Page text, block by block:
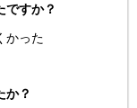
ですか？
かった
か？